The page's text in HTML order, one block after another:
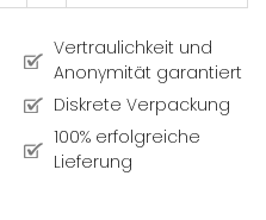
Vertraulichkeit und
Anonymität garantiert
Diskrete Verpackung
100% erfolgreiche
Lieferung